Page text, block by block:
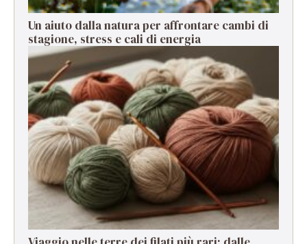
Un aiuto dalla natura per affrontare cambi di
stagione, stress e cali di energia